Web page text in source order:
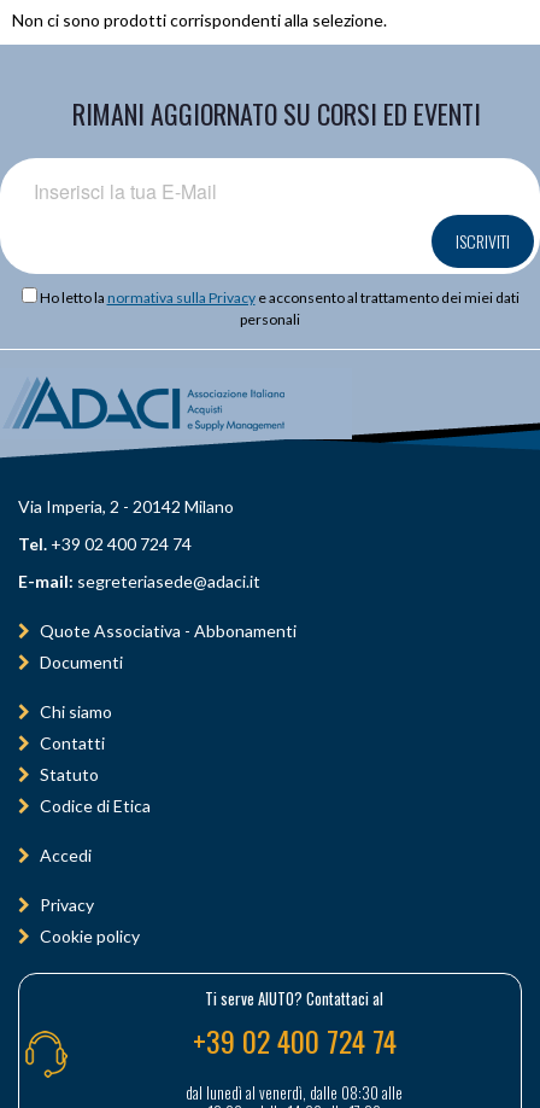
Non ci sono prodotti corrispondenti alla selezione.
RIMANI AGGIORNATO SU CORSI ED EVENTI
ISCRIVITI
Ho letto la normativa sulla Privacye acconsento al trattamento dei miei dati
personali
Via Imperia, 2 - 20142 Milano
Tel. +39 02 400 724 74
E-mail: segreteriasede@adaci.it
Quote Associativa - Abbonamenti
Documenti
Chi siamo
Contatti
Statuto
Codice di Etica
Accedi
Privacy
Cookie policy
Ti serve AIUTO? Contattaci al
+39 02 400 724 74
dal lunedì al venerdì, dalle 08:30 alle